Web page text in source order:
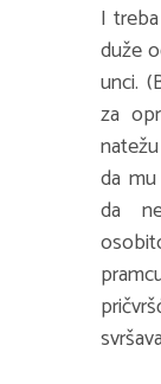
I
duže
unci.
za
da
da